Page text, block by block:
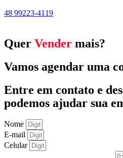
48 99223-4119
Quer Vender mais?
Vamos agendar uma
Entre em contato e
podemos ajudar sua
Nome
E-mail
Celular